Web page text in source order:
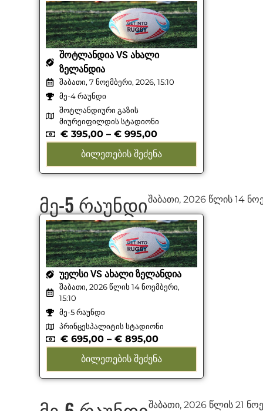
ᲨᲝᲢᲚᲐᲜᲓᲘᲐ VS ᲐᲮᲐᲚᲘ
ᲖᲔᲚᲐᲜᲓᲘᲐ
შაბათი, 7 ნოემბერი, 2026, 15:10
მე-4 რაუნდი
შოტლანდიური გაზის
მიურეიფილდის სტადიონი
€ 395,00 – € 995,00
ᲑᲘᲚᲔᲗᲔᲑᲘᲡ ᲨᲔᲫᲔᲜᲐ
მე-5 რაუნდიშაბათი, 2026 წლის 14
ᲣᲔᲚᲡᲘ VS ᲐᲮᲐᲚᲘ ᲖᲔᲚᲐᲜᲓᲘᲐ
შაბათი, 2026 წლის 14 ნოემბერი,
15:10
მე-5 რაუნდი
პრინცესპალიტის სტადიონი
€ 695,00 – € 895,00
ᲑᲘᲚᲔᲗᲔᲑᲘᲡ ᲨᲔᲫᲔᲜᲐ
შაბათი, 2026 წლის 21